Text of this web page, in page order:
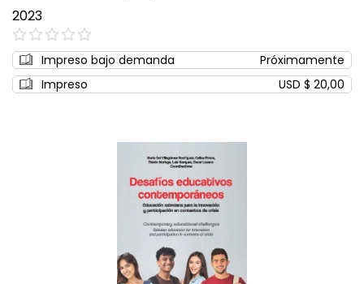
2023
0%
Impreso bajo demanda
Próximamente
Impreso
USD $ 20,00